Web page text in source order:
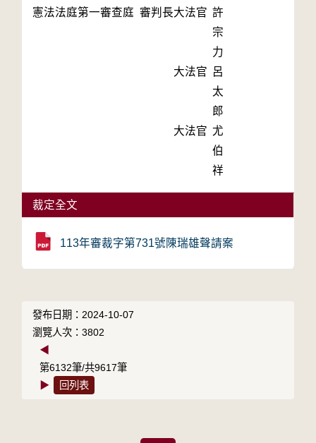
憲法法庭第一審查庭 審判長大法官 許
宗
力
大法官 呂
太
郎
大法官 尤
伯
祥
裁定全文
113年審裁字第731號陳瑞雄聲請案
發布日期：2024-10-07
瀏覽人次：3802
◀
第6132筆/共9617筆
▶
回列表